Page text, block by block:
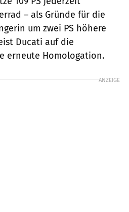
– als Gründe für die
um zwei PS höhere
Ducati auf die
erneute Homologation.
ANZEIGE